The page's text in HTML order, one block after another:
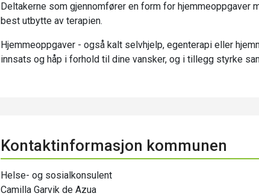
Deltakerne som gjennomfører en form for hjemmeoppgaver
best utbytte av terapien.
Hjemmeoppgaver - også kalt selvhjelp, egenterapi eller
innsats og håp i forhold til dine vansker, og i tillegg styrke
Kontaktinformasjon kommunen
Helse- og sosialkonsulent
Camilla Garvik de Azua